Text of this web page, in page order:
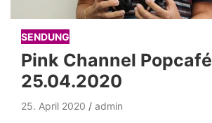
SENDUNG
Pink Channel Popcafé
25.04.2020
25. April 2020
admin